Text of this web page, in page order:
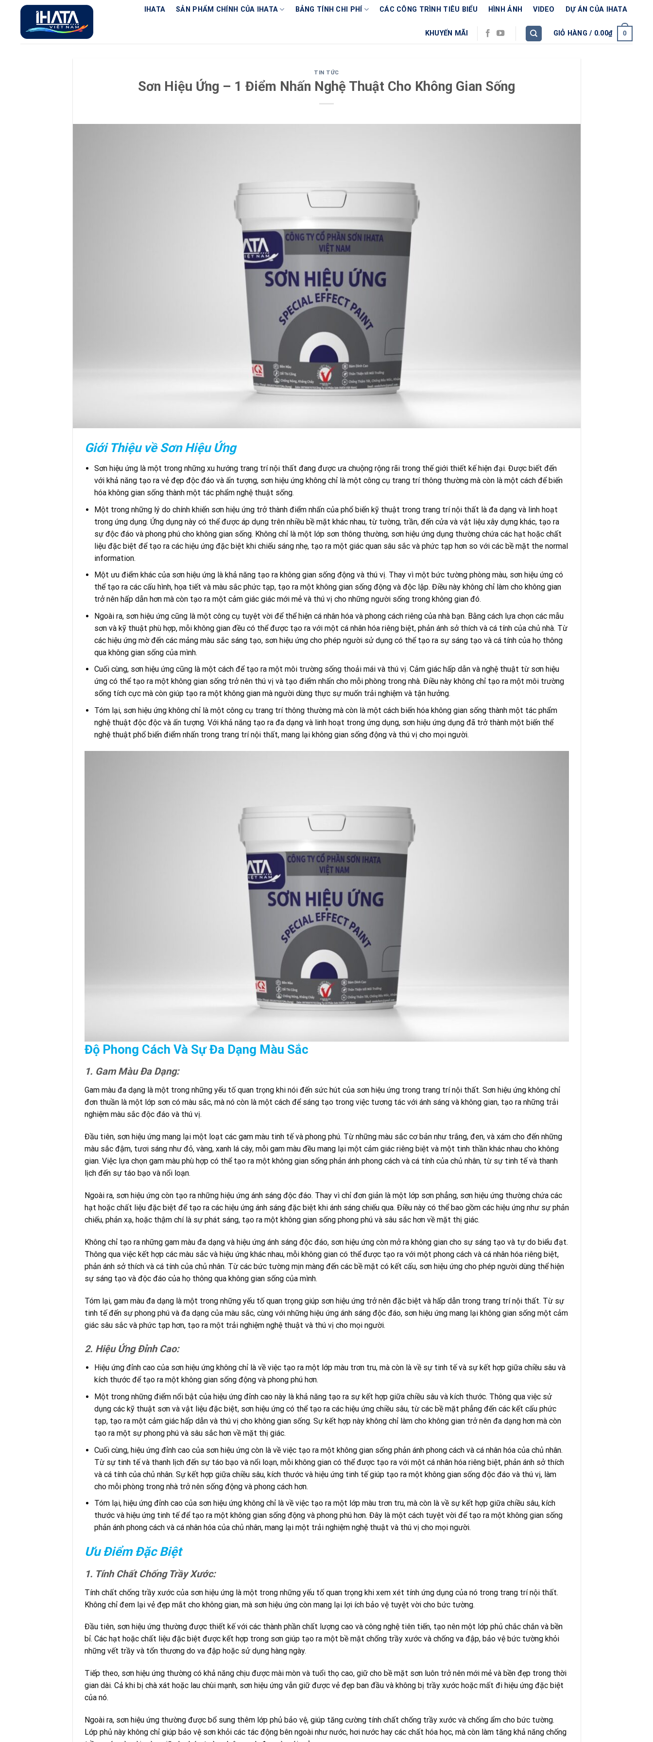
Chuyển
IHATA SẢN PHẨM CHÍNH CỦA IHATA BẢNG TÍNH CHI PHÍ CÁC CÔNG TRÌNH TIÊU BIỂU HÌNH ẢNH VIDEO DỰ ÁN CỦA IHATA
KHUYẾN MÃI GIỎ HÀNG / 0.00₫ 0
TIN TỨC
Sơn Hiệu Ứng – 1 Điểm Nhấn Nghệ Thuật Cho Không Gian Sống
Giới Thiệu về Sơn Hiệu Ứng
Sơn hiệu ứng là một trong những xu hướng trang trí nội thất đang được ưa chuộng rộng rãi trong thế giới thiết kế hiện đại. Được biết đến
với khả năng tạo ra vẻ đẹp độc đáo và ấn tượng, sơn hiệu ứng không chỉ là một công cụ trang trí thông thường mà còn là một cách để biến
hóa không gian sống thành một tác phẩm nghệ thuật sống.
Một trong những lý do chính khiến sơn hiệu ứng trở thành điểm nhấn của phổ biến kỹ thuật trong trang trí nội thất là đa dạng và linh hoạt
trong ứng dụng. Ứng dụng này có thể được áp dụng trên nhiều bề mặt khác nhau, từ tường, trần, đến cửa và vật liệu xây dựng khác, tạo ra
sự độc đáo và phong phú cho không gian sống. Không chỉ là một lớp sơn thông thường, sơn hiệu ứng dụng thường chứa các hạt hoặc chất
liệu đặc biệt để tạo ra các hiệu ứng đặc biệt khi chiếu sáng nhẹ, tạo ra một giác quan sâu sắc và phức tạp hơn so với các bề mặt the normal
information.
Một ưu điểm khác của sơn hiệu ứng là khả năng tạo ra không gian sống động và thú vị. Thay vì một bức tường phòng màu, sơn hiệu ứng có
thể tạo ra các cấu hình, họa tiết và màu sắc phức tạp, tạo ra một không gian sống động và độc lập. Điều này không chỉ làm cho không gian
trở nên hấp dẫn hơn mà còn tạo ra một cảm giác giác mới mẻ và thú vị cho những người sống trong không gian đó.
Ngoài ra, sơn hiệu ứng cũng là một công cụ tuyệt vời để thể hiện cá nhân hóa và phong cách riêng của nhà bạn. Bằng cách lựa chọn các mẫu
sơn và kỹ thuật phù hợp, mỗi không gian đều có thể được tạo ra với một cá nhân hóa riêng biệt, phản ánh sở thích và cá tính của chủ nhà. Từ
các hiệu ứng mờ đến các mảng màu sắc sáng tạo, sơn hiệu ứng cho phép người sử dụng có thể tạo ra sự sáng tạo và cá tính của họ thông
qua không gian sống của mình.
Cuối cùng, sơn hiệu ứng cũng là một cách để tạo ra một môi trường sống thoải mái và thú vị. Cảm giác hấp dẫn và nghệ thuật từ sơn hiệu
ứng có thể tạo ra một không gian sống trở nên thú vị và tạo điểm nhấn cho mỗi phòng trong nhà. Điều này không chỉ tạo ra một môi trường
sống tích cực mà còn giúp tạo ra một không gian mà người dùng thực sự muốn trải nghiệm và tận hưởng.
Tóm lại, sơn hiệu ứng không chỉ là một công cụ trang trí thông thường mà còn là một cách biến hóa không gian sống thành một tác phẩm
nghệ thuật độc độc và ấn tượng. Với khả năng tạo ra đa dạng và linh hoạt trong ứng dụng, sơn hiệu ứng dụng đã trở thành một biến thể
nghệ thuật phổ biến điểm nhấn trong trang trí nội thất, mang lại không gian sống động và thú vị cho mọi người.
Độ Phong Cách Và Sự Đa Dạng Màu Sắc
1. Gam Màu Đa Dạng:
Gam màu đa dạng là một trong những yếu tố quan trọng khi nói đến sức hút của sơn hiệu ứng trong trang trí nội thất. Sơn hiệu ứng không chỉ
đơn thuần là một lớp sơn có màu sắc, mà nó còn là một cách để sáng tạo trong việc tương tác với ánh sáng và không gian, tạo ra những trải
nghiệm màu sắc độc đáo và thú vị.
Đầu tiên, sơn hiệu ứng mang lại một loạt các gam màu tinh tế và phong phú. Từ những màu sắc cơ bản như trắng, đen, và xám cho đến những
màu sắc đậm, tươi sáng như đỏ, vàng, xanh lá cây, mỗi gam màu đều mang lại một cảm giác riêng biệt và một tinh thần khác nhau cho không
gian. Việc lựa chọn gam màu phù hợp có thể tạo ra một không gian sống phản ánh phong cách và cá tính của chủ nhân, từ sự tinh tế và thanh
lịch đến sự táo bạo và nổi loạn.
Ngoài ra, sơn hiệu ứng còn tạo ra những hiệu ứng ánh sáng độc đáo. Thay vì chỉ đơn giản là một lớp sơn phẳng, sơn hiệu ứng thường chứa các
hạt hoặc chất liệu đặc biệt để tạo ra các hiệu ứng ánh sáng đặc biệt khi ánh sáng chiếu qua. Điều này có thể bao gồm các hiệu ứng như sự phản
chiếu, phản xạ, hoặc thậm chí là sự phát sáng, tạo ra một không gian sống phong phú và sâu sắc hơn về mặt thị giác.
Không chỉ tạo ra những gam màu đa dạng và hiệu ứng ánh sáng độc đáo, sơn hiệu ứng còn mở ra không gian cho sự sáng tạo và tự do biểu đạt.
Thông qua việc kết hợp các màu sắc và hiệu ứng khác nhau, mỗi không gian có thể được tạo ra với một phong cách và cá nhân hóa riêng biệt,
phản ánh sở thích và cá tính của chủ nhân. Từ các bức tường mịn màng đến các bề mặt có kết cấu, sơn hiệu ứng cho phép người dùng thể hiện
sự sáng tạo và độc đáo của họ thông qua không gian sống của mình.
Tóm lại, gam màu đa dạng là một trong những yếu tố quan trọng giúp sơn hiệu ứng trở nên đặc biệt và hấp dẫn trong trang trí nội thất. Từ sự
tinh tế đến sự phong phú và đa dạng của màu sắc, cùng với những hiệu ứng ánh sáng độc đáo, sơn hiệu ứng mang lại không gian sống một cảm
giác sâu sắc và phức tạp hơn, tạo ra một trải nghiệm nghệ thuật và thú vị cho mọi người.
2. Hiệu Ứng Đỉnh Cao:
Hiệu ứng đỉnh cao của sơn hiệu ứng không chỉ là về việc tạo ra một lớp màu trơn tru, mà còn là về sự tinh tế và sự kết hợp giữa chiều sâu và
kích thước để tạo ra một không gian sống động và phong phú hơn.
Một trong những điểm nổi bật của hiệu ứng đỉnh cao này là khả năng tạo ra sự kết hợp giữa chiều sâu và kích thước. Thông qua việc sử
dụng các kỹ thuật sơn và vật liệu đặc biệt, sơn hiệu ứng có thể tạo ra các hiệu ứng chiều sâu, từ các bề mặt phẳng đến các kết cấu phức
tạp, tạo ra một cảm giác hấp dẫn và thú vị cho không gian sống. Sự kết hợp này không chỉ làm cho không gian trở nên đa dạng hơn mà còn
tạo ra một sự phong phú và sâu sắc hơn về mặt thị giác.
Cuối cùng, hiệu ứng đỉnh cao của sơn hiệu ứng còn là về việc tạo ra một không gian sống phản ánh phong cách và cá nhân hóa của chủ nhân.
Từ sự tinh tế và thanh lịch đến sự táo bạo và nổi loạn, mỗi không gian có thể được tạo ra với một cá nhân hóa riêng biệt, phản ánh sở thích
và cá tính của chủ nhân. Sự kết hợp giữa chiều sâu, kích thước và hiệu ứng tinh tế giúp tạo ra một không gian sống độc đáo và thú vị, làm
cho mỗi phòng trong nhà trở nên sống động và phong cách hơn.
Tóm lại, hiệu ứng đỉnh cao của sơn hiệu ứng không chỉ là về việc tạo ra một lớp màu trơn tru, mà còn là về sự kết hợp giữa chiều sâu, kích
thước và hiệu ứng tinh tế để tạo ra một không gian sống động và phong phú hơn. Đây là một cách tuyệt vời để tạo ra một không gian sống
phản ánh phong cách và cá nhân hóa của chủ nhân, mang lại một trải nghiệm nghệ thuật và thú vị cho mọi người.
Ưu Điểm Đặc Biệt
1. Tính Chất Chống Trầy Xước:
Tính chất chống trầy xước của sơn hiệu ứng là một trong những yếu tố quan trọng khi xem xét tính ứng dụng của nó trong trang trí nội thất.
Không chỉ đem lại vẻ đẹp mắt cho không gian, mà sơn hiệu ứng còn mang lại lợi ích bảo vệ tuyệt vời cho bức tường.
Đầu tiên, sơn hiệu ứng thường được thiết kế với các thành phần chất lượng cao và công nghệ tiên tiến, tạo nên một lớp phủ chắc chắn và bền
bỉ. Các hạt hoặc chất liệu đặc biệt được kết hợp trong sơn giúp tạo ra một bề mặt chống trầy xước và chống va đập, bảo vệ bức tường khỏi
những vết trầy và tổn thương do va đập hoặc sử dụng hàng ngày.
Tiếp theo, sơn hiệu ứng thường có khả năng chịu được mài mòn và tuổi thọ cao, giữ cho bề mặt sơn luôn trở nên mới mẻ và bền đẹp trong thời
gian dài. Cả khi bị chà xát hoặc lau chùi mạnh, sơn hiệu ứng vẫn giữ được vẻ đẹp ban đầu và không bị trầy xước hoặc mất đi hiệu ứng đặc biệt
của nó.
Ngoài ra, sơn hiệu ứng thường được bổ sung thêm lớp phủ bảo vệ, giúp tăng cường tính chất chống trầy xước và chống ẩm cho bức tường.
Lớp phủ này không chỉ giúp bảo vệ sơn khỏi các tác động bên ngoài như nước, hơi nước hay các chất hóa học, mà còn làm tăng khả năng chống